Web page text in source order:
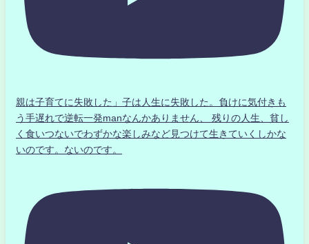
親は子育てに失敗した」子は人生に失敗した。負けに気付きも
う手遅れで逆転一発manなんかありません、 残りの人生、貧し
く食いつないでわずかな楽しみなど見つけて生きていくしかな
いのです。ないのです。